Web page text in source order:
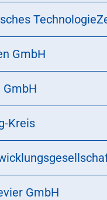
GmbH
Kreis
GmbH